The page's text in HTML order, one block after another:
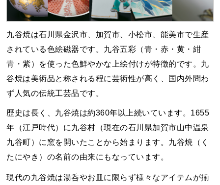
九谷焼は石川県金沢市、加賀市、小松市、能美市で生産
されている色絵磁器です。九谷五彩（青・赤・黄・紺
青・紫）を使った色鮮やかな上絵付けが特徴的です。九
谷焼は美術品と称される程に芸術性が高く、国内外問わ
ず人気の伝統工芸品です。
歴史は長く、九谷焼は約360年以上続いています。1655
年（江戸時代）に九谷村（現在の石川県加賀市山中温泉
九谷町）に窯を開いたことから始まります。九谷焼（く
たにやき）の名前の由来にもなっています。
現代の九谷焼は湯呑やお皿に限らず様々なアイテムが揃